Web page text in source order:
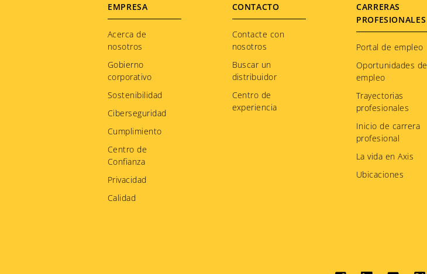
Footer
menu
EMPRESA
Acerca de
nosotros
Gobierno
corporativo
Sostenibilidad
Ciberseguridad
Cumplimiento
Centro de
Confianza
Privacidad
Calidad
CONTACTO
Contacte con
nosotros
Buscar un
distribuidor
Centro de
experiencia
CARRERAS
PROFESIONALES
Portal de empleo
Oportunidades de
empleo
Trayectorias
profesionales
Inicio de carrera
profesional
La vida en Axis
Ubicaciones